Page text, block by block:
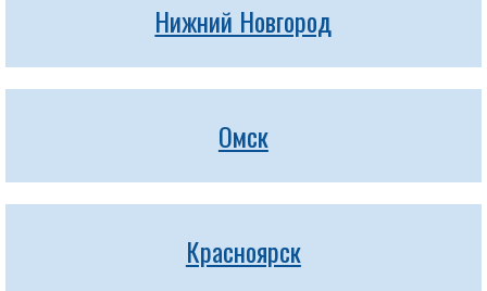
Нижний Новгород
Омск
Красноярск